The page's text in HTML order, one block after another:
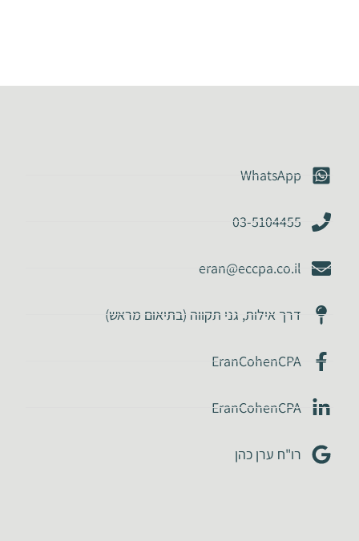
WhatsApp
03-5104455
eran@eccpa.co.il
דרך אילות, גני תקווה (בתיאום מראש)
EranCohenCPA
EranCohenCPA
רו"ח ערן כהן